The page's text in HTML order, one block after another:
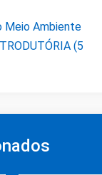
Meio Ambiente
(5